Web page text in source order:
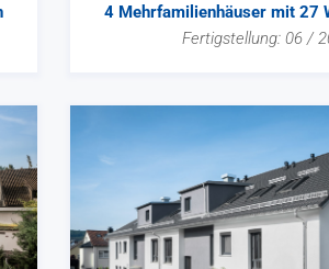
4 Mehrfamilienhäuser mit 27
Fertigstellung: 06 /